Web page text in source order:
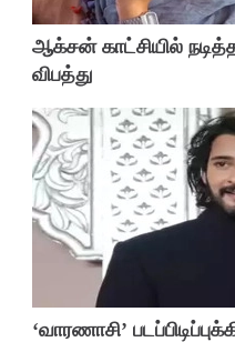
ஆக்சன் காட்சியில்
விபத்து
‘வாரணாசி’